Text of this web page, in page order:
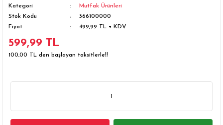
Takımları
Kategori
Mutfak Ürünleri
Stok Kodu
366100000
Fiyat
499,99 TL + KDV
599,99 TL
100,00 TL den başlayan taksitlerle!!